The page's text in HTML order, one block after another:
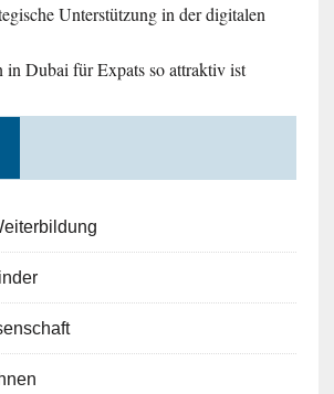
Unterstützung in der digitalen
in Dubai für Expats so attraktiv ist